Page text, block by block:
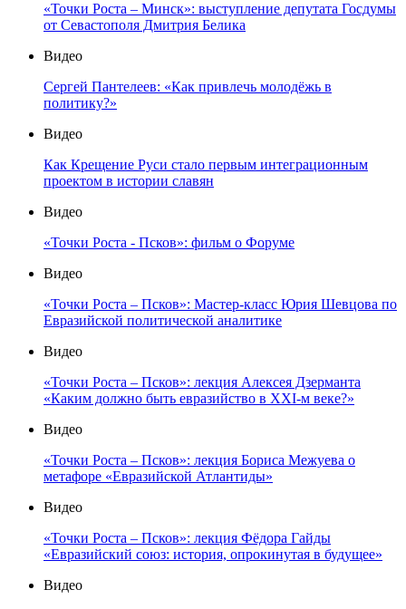
«Точки Роста – Минск»: выступление депутата Госдумы
от Севастополя Дмитрия Белика
Видео
Сергей Пантелеев: «Как привлечь молодёжь в
политику?»
Видео
Как Крещение Руси стало первым интеграционным
проектом в истории славян
Видео
«Точки Роста - Псков»: фильм о Форуме
Видео
«Точки Роста – Псков»: Мастер-класс Юрия Шевцова по
Евразийской политической аналитике
Видео
«Точки Роста – Псков»: лекция Алексея Дзерманта
«Каким должно быть евразийство в XXI-м веке?»
Видео
«Точки Роста – Псков»: лекция Бориса Межуева о
метафоре «Евразийской Атлантиды»
Видео
«Точки Роста – Псков»: лекция Фёдора Гайды
«Евразийский союз: история, опрокинутая в будущее»
Видео